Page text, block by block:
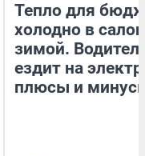
Тепло для
холодно в
зимой.
ездит на
плюсы и